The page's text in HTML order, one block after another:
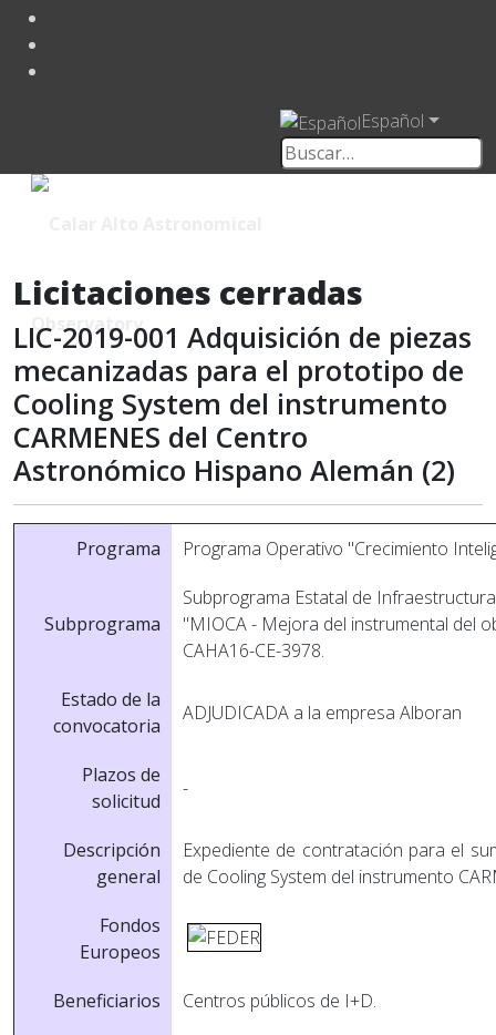
Español
Licitaciones cerradas
LIC-2019-001 Adquisición de piezas
mecanizadas para el prototipo de
Cooling System del instrumento
CARMENES del Centro
Astronómico Hispano Alemán (2)
Programa Programa Operativo "Crecimiento
Subprograma
Subprograma Estatal de
"MIOCA - Mejora del instrumental del
CAHA16-CE-3978.
Estado de la
convocatoria
ADJUDICADA a la empresa Alboran
Plazos de
solicitud
-
Descripción
general
Expediente de contratación para el
de Cooling System del instrumento
Fondos
Europeos
Beneficiarios
Centros públicos de I+D.